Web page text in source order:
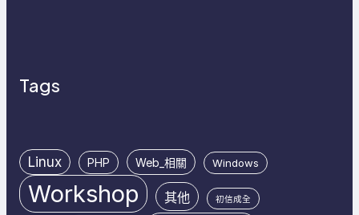
Tags
Linux PHP Web_相關 Windows
Workshop 其他 初信成全